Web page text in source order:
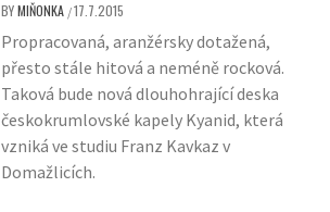
BYMIŇONKA /17.7.2015
Propracovaná, aranžérsky dotažená,
přesto stále hitová a neméně rocková.
Taková bude nová dlouhohrající deska
českokrumlovské kapely Kyanid, která
vzniká ve studiu Franz Kavkaz v
Domažlicích.